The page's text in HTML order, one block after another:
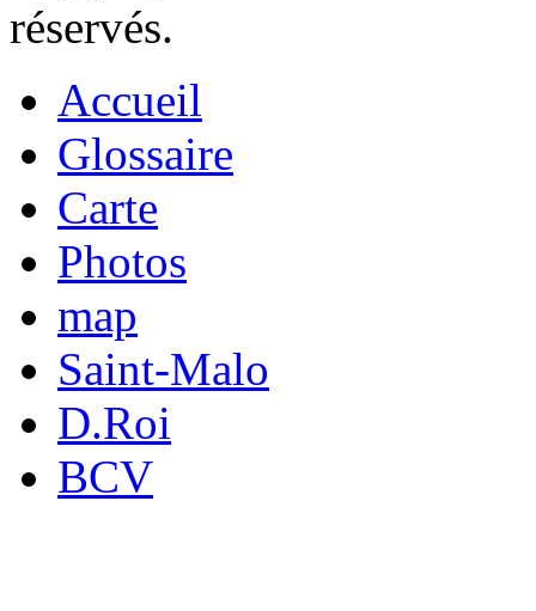
réservés.
Accueil
Glossaire
Carte
Photos
map
Saint-Malo
D.Roi
BCV